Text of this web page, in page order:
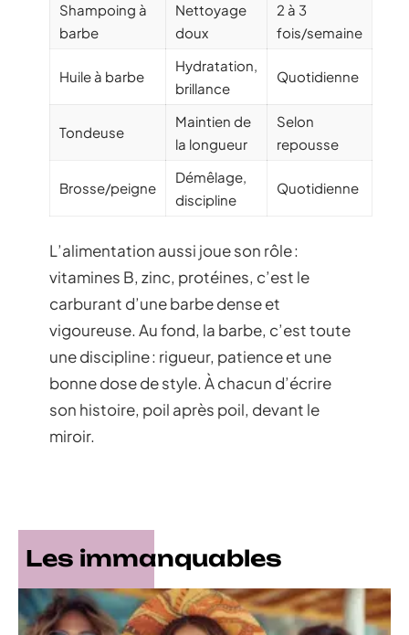
Shampoing à
barbe
Nettoyage
doux
2 à 3
fois/semaine
Huile à barbe
Hydratation,
brillance
Quotidienne
Tondeuse
Maintien de
la longueur
Selon
repousse
Brosse/peigne
Démêlage,
discipline
Quotidienne
L’alimentation aussi joue son rôle :
vitamines B, zinc, protéines, c’est le
carburant d’une barbe dense et
vigoureuse. Au fond, la barbe, c’est toute
une discipline : rigueur, patience et une
bonne dose de style. À chacun d’écrire
son histoire, poil après poil, devant le
miroir.
Les immanquables